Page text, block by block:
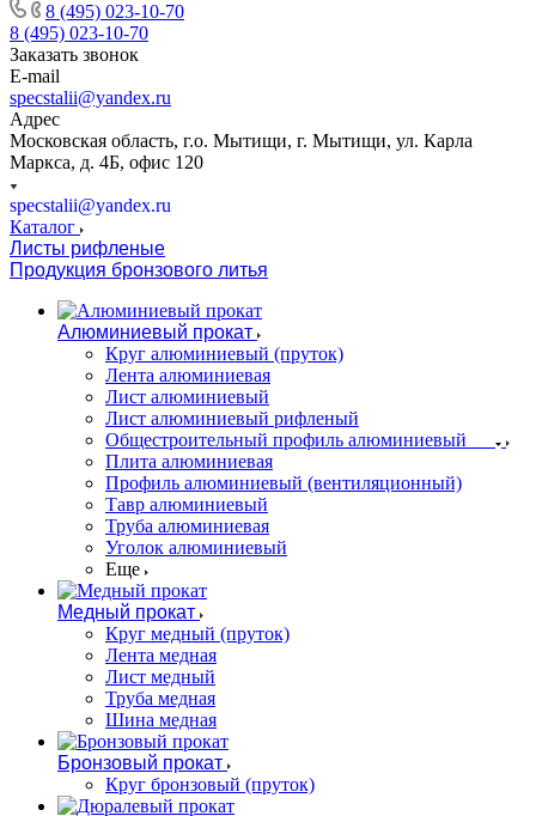
8 (495) 023-10-70
8 (495) 023-10-70
Заказать звонок
E-mail
specstalii@yandex.ru
Адрес
Московская область, г.о. Мытищи, г. Мытищи, ул. Карла
Маркса, д. 4Б, офис 120
specstalii@yandex.ru
Каталог
Листы рифленые
Продукция бронзового литья
Алюминиевый прокат
Круг алюминиевый (пруток)
Лента алюминиевая
Лист алюминиевый
Лист алюминиевый рифленый
Общестроительный профиль алюминиевый
Плита алюминиевая
Профиль алюминиевый (вентиляционный)
Тавр алюминиевый
Труба алюминиевая
Уголок алюминиевый
Еще
Медный прокат
Круг медный (пруток)
Лента медная
Лист медный
Труба медная
Шина медная
Бронзовый прокат
Круг бронзовый (пруток)